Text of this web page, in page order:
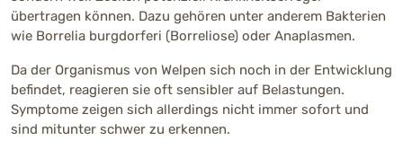
übertragen können. Dazu gehören unter anderem Bakterien
wie Borrelia burgdorferi (Borreliose) oder Anaplasmen.
Da der Organismus von Welpen sich noch in der Entwicklung
befindet, reagieren sie oft sensibler auf Belastungen.
Symptome zeigen sich allerdings nicht immer sofort und
sind mitunter schwer zu erkennen.